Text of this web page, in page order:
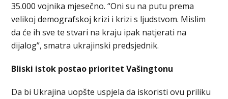
35.000 vojnika mjesečno. “Oni su na putu prema
velikoj demografskoj krizi i krizi s ljudstvom. Mislim
da će ih sve te stvari na kraju ipak natjerati na
dijalog”, smatra ukrajinski predsjednik.
Bliski istok postao prioritet Vašingtonu
Da bi Ukrajina uopšte uspjela da iskoristi ovu priliku